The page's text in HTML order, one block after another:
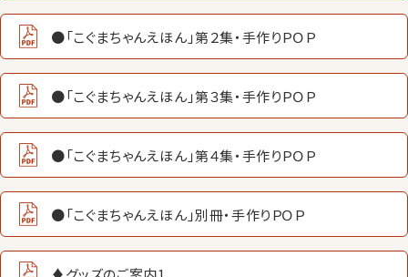
●「こぐまちゃんえほん」第２集・手作りＰＯＰ
●「こぐまちゃんえほん」第３集・手作りＰＯＰ
●「こぐまちゃんえほん」第４集・手作りＰＯＰ
●「こぐまちゃんえほん」別冊・手作りＰＯＰ